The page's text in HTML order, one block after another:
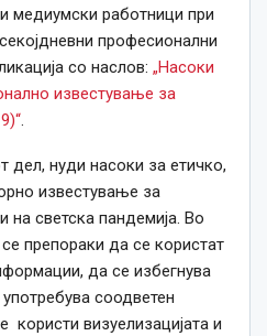
медиумски работници при
професионални
со наслов: „Насоки
известување за
.
дел, нуди насоки за етичко,
известување за
на светска пандемија. Во
препораки да се користат
да се избегнува
соодветен
користи визуелизацијата и